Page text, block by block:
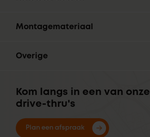
Montagemateriaal
Overige
Kom langs in een van onze
drive-thru's
Plan een afspraak